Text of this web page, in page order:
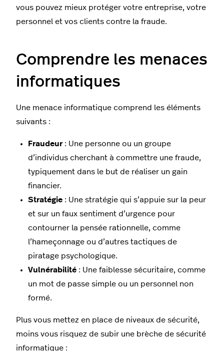
vous pouvez mieux protéger votre entreprise, votre
personnel et vos clients contre la fraude.
Comprendre les menaces
informatiques
Une menace informatique comprend les éléments
suivants :
Fraudeur: Une personne ou un groupe
d’individus cherchant à commettre une fraude,
typiquement dans le but de réaliser un gain
financier.
Stratégie : Une stratégie qui s’appuie sur la peur
et sur un faux sentiment d’urgence pour
contourner la pensée rationnelle, comme
l’hameçonnage ou d’autres tactiques de
piratage psychologique.
Vulnérabilité : Une faiblesse sécuritaire, comme
un mot de passe simple ou un personnel non
formé.
Plus vous mettez en place de niveaux de sécurité,
moins vous risquez de subir une brèche de sécurité
informatique :